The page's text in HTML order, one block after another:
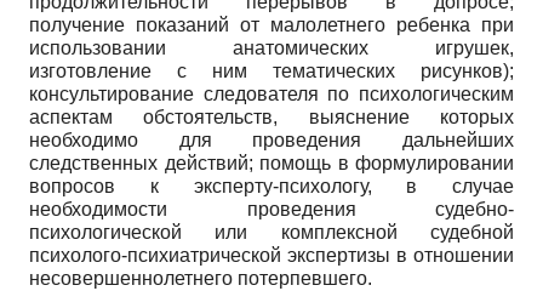
получение показаний от малолетнего ребенка при
использовании анатомических игрушек,
изготовление с ним тематических рисунков);
консультирование следователя по психологическим
аспектам обстоятельств, выяснение которых
необходимо для проведения дальнейших
следственных действий; помощь в формулировании
вопросов к эксперту-психологу, в случае
необходимости проведения судебно-
психологической или комплексной судебной
психолого-психиатрической экспертизы в отношении
несовершеннолетнего потерпевшего.